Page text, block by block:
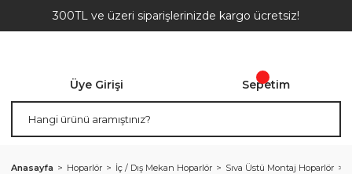
300TL ve üzeri siparişlerinizde kargo ücretsiz!
Üye Girişi Sepetim
Anasayfa Hoparlör İç / Dış Mekan Hoparlör Sıva Üstü Montaj Hoparlör